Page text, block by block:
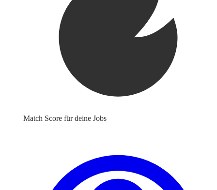
Match Score für deine Jobs